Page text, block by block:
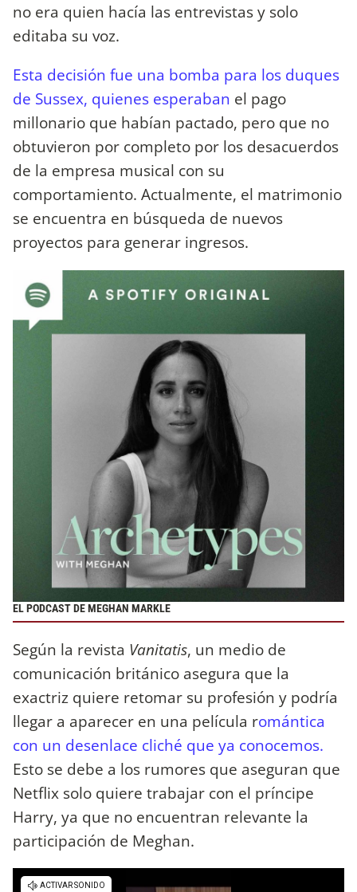
no era quien hacía las entrevistas y solo
editaba su voz.
Esta decisión fue una bomba para los duques
de Sussex, quienes esperaban el pago
millonario que habían pactado, pero que no
obtuvieron por completo por los desacuerdos
de la empresa musical con su
comportamiento. Actualmente, el matrimonio
se encuentra en búsqueda de nuevos
proyectos para generar ingresos.
EL PODCAST DE MEGHAN MARKLE
Según la revista Vanitatis, un medio de
comunicación británico asegura que la
exactriz quiere retomar su profesión y podría
llegar a aparecer en una película romántica
con un desenlace cliché que ya conocemos.
Esto se debe a los rumores que aseguran que
Netflix solo quiere trabajar con el príncipe
Harry, ya que no encuentran relevante la
participación de Meghan.